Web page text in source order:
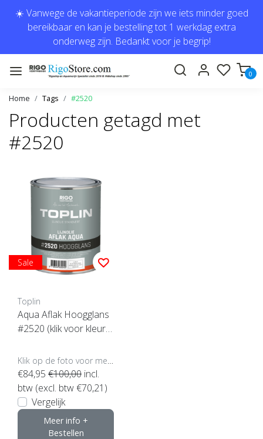
☀️ Vanwege de vakantieperiode zijn we iets minder goed
bereikbaar en kan je bestelling tot 1 werkdag extra
onderweg zijn. Bedankt voor je begrip!
0
Home Tags #2520
Producten getagd met
#2520
Sale
Toplin
Aqua Aflak Hoogglans
#2520 (klik voor kleur e
€84,95 €100,00 incl.
btw (excl. btw €70,21)
Vergelijk
Meer info +
Bestellen